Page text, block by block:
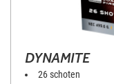
DYNAMITE
26 schoten